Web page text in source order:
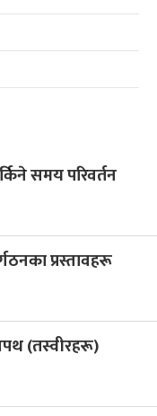
समय परिवर्तन
प्रस्तावहरू
(तस्वीरहरू)